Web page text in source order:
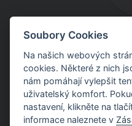
Stáhněte si manuály s
použití
Soubory Cookies
Na našich webových
cookies. Některé z nich
nám pomáhají vylepšit
uživatelský komfort.
nastavení, klikněte na
informace naleznete v